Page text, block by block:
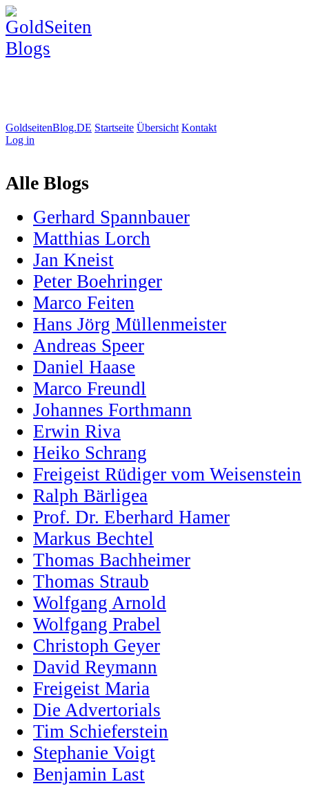
GoldseitenBlog.DE Startseite Übersicht Kontakt
Log in
Alle Blogs
Gerhard Spannbauer
Matthias Lorch
Jan Kneist
Peter Boehringer
Marco Feiten
Hans Jörg Müllenmeister
Andreas Speer
Daniel Haase
Marco Freundl
Johannes Forthmann
Erwin Riva
Heiko Schrang
Freigeist Rüdiger vom Weisenstein
Ralph Bärligea
Prof. Dr. Eberhard Hamer
Markus Bechtel
Thomas Bachheimer
Thomas Straub
Wolfgang Arnold
Wolfgang Prabel
Christoph Geyer
David Reymann
Freigeist Maria
Die Advertorials
Tim Schieferstein
Stephanie Voigt
Benjamin Last